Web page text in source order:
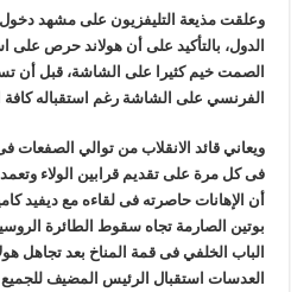
وعلقت مذيعة التليفزيون على مشهد
الدول، بالتأكيد على أن هولاند حرص على
الصمت خيم كثيرا على الشاشة، قبل أن
الفرنسي على الشاشة رغم استقباله كافة
ويعاني قائد الانقلاب من توالي الصفعات
فى كل مرة على تقديم قرابين الولاء وتعمد
أن الإهانات حاصرته فى لقاءه مع ديفيد
بوتين الصارمة تجاه سقوط الطائرة
الباب الخلفي فى قمة المناخ بعد تجاهل
العدسات استقبال الرئيس المضيف